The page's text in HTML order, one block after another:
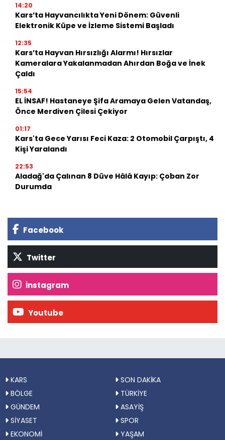
14:20
Kars’ta Hayvancılıkta Yeni Dönem: Güvenli
Elektronik Küpe ve İzleme Sistemi Başladı
12:35
Kars’ta Hayvan Hırsızlığı Alarmı! Hırsızlar
Kameralara Yakalanmadan Ahırdan Boğa ve İnek
Çaldı
15:54
EL İNSAF! Hastaneye Şifa Aramaya Gelen Vatandaş,
Önce Merdiven Çilesi Çekiyor
01:17
Kars'ta Gece Yarısı Feci Kaza: 2 Otomobil Çarpıştı, 4
Kişi Yaralandı
22:53
Aladağ'da Çalınan 8 Düve Hâlâ Kayıp: Çoban Zor
Durumda
Facebook
Twitter
İnstagram
Youtube
KARS
SON DAKİKA
BÖLGE
TÜRKİYE
GÜNDEM
ASAYİŞ
SİYASET
SPOR
EKONOMİ
YAŞAM